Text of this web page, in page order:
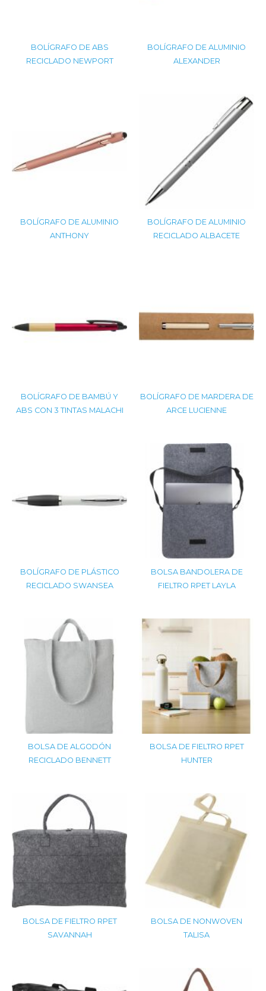
BOLÍGRAFO DE ABS
RECICLADO NEWPORT
BOLÍGRAFO DE ALUMINIO
ALEXANDER
BOLÍGRAFO DE ALUMINIO
ANTHONY
BOLÍGRAFO DE ALUMINIO
RECICLADO ALBACETE
BOLÍGRAFO DE BAMBÚ Y
ABS CON 3 TINTAS MALACHI
BOLÍGRAFO DE MARDERA DE
ARCE LUCIENNE
BOLÍGRAFO DE PLÁSTICO
RECICLADO SWANSEA
BOLSA BANDOLERA DE
FIELTRO RPET LAYLA
BOLSA DE ALGODÓN
RECICLADO BENNETT
BOLSA DE FIELTRO RPET
HUNTER
BOLSA DE FIELTRO RPET
SAVANNAH
BOLSA DE NONWOVEN
TALISA